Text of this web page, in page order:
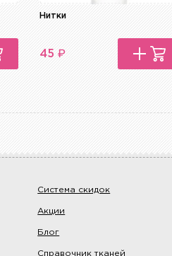
Нитки
45 ₽
Система скидок
Акции
Блог
Справочник тканей